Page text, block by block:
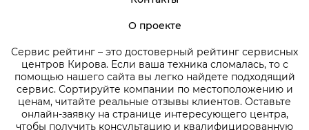
Сервис рейтинг – это достоверный рейтинг сервисных
центров Кирова. Если ваша техника сломалась, то с
помощью нашего сайта вы легко найдете подходящий
сервис. Сортируйте компании по местоположению и
ценам, читайте реальные отзывы клиентов. Оставьте
онлайн-заявку на странице интересующего центра,
чтобы получить консультацию и квалифицированную
О проекте